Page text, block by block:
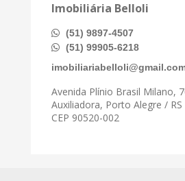
Imobiliária Belloli
(51) 9897-4507
(51) 99905-6218
Avenida Plínio Brasil Milano,
Auxiliadora, Porto Alegre / RS
CEP 90520-002